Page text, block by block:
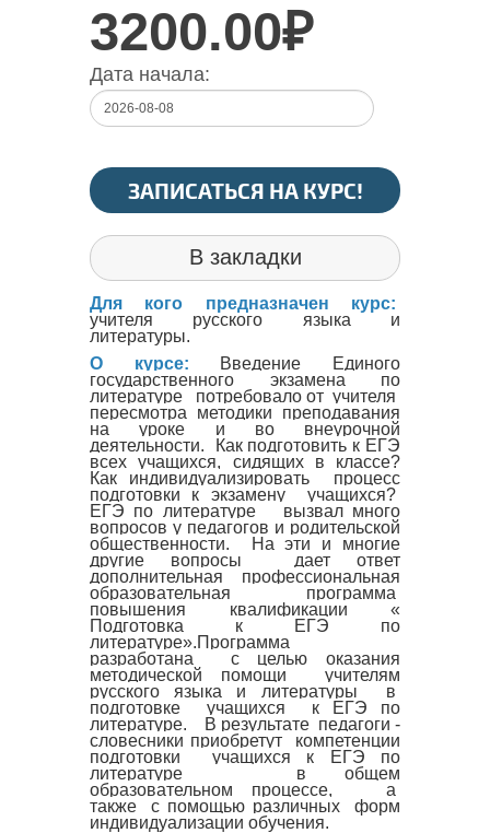
3200.00₽
Дата начала:
ЗАПИСАТЬСЯ НА КУРС!
В закладки
Для кого предназначен курс:
учителя русского языка и
литературы.
О курсе: Введение Единого
государственного экзамена по
литературе потребовало от учителя
пересмотра методики преподавания
на уроке и во внеурочной
деятельности. Как подготовить к ЕГЭ
всех учащихся, сидящих в классе?
Как индивидуализировать процесс
подготовки к экзамену учащихся?
ЕГЭ по литературе вызвал много
вопросов у педагогов и родительской
общественности. На эти и многие
другие вопросы дает ответ
дополнительная профессиональная
образовательная программа
повышения квалификации «
Подготовка к ЕГЭ по
литературе».Программа
разработана с целью оказания
методической помощи учителям
русского языка и литературы в
подготовке учащихся к ЕГЭ по
литературе. В результате педагоги -
словесники приобретут компетенции
подготовки учащихся к ЕГЭ по
литературе в общем
образовательном процессе, а
также с помощью различных форм
индивидуализации обучения.